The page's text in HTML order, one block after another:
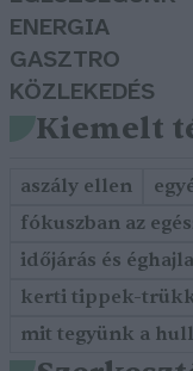
ENERGIA
GASZTRO
KÖZLEKEDÉS
Kiemelt
aszály ellen
fókuszban az
időjárás és
kerti tippek-
mit tegyünk a